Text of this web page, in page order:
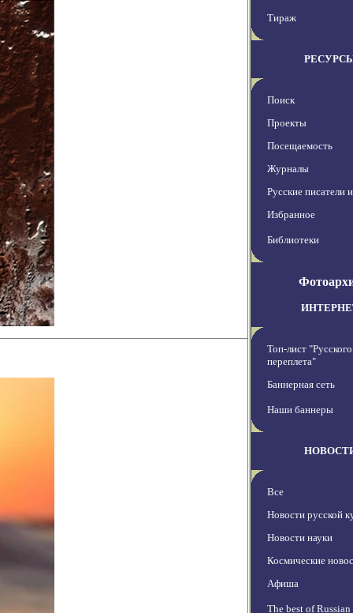
Тираж
Поиск
Проекты
Посещаемость
Журналы
Русские писатели
Избранное
Библиотеки
Топ-лист "Русского
переплета"
Баннерная сеть
Наши баннеры
Все
Новости русской
Новости науки
Космические
Афиша
The best of Russian